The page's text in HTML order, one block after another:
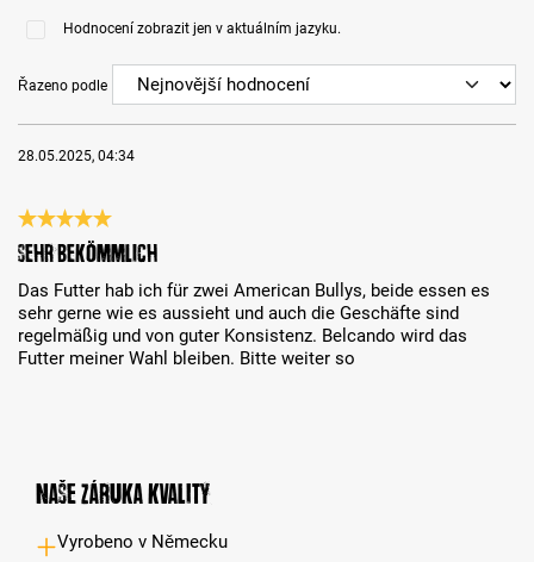
Hodnocení zobrazit jen v aktuálním jazyku.
Řazeno podle
28.05.2025, 04:34
Recenze s hodnocením 5 z 5 hvězd
Sehr bekömmlich
Das Futter hab ich für zwei American Bullys, beide essen es
sehr gerne wie es aussieht und auch die Geschäfte sind
regelmäßig und von guter Konsistenz. Belcando wird das
Futter meiner Wahl bleiben. Bitte weiter so
Naše záruka kvality
Vyrobeno v Německu